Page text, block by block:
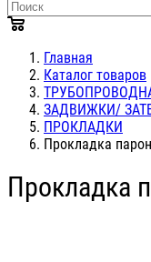
Главная
Каталог товаров
ЗАДВИЖКИ/
ПРОКЛАДКИ
Прокладка
Прокладка